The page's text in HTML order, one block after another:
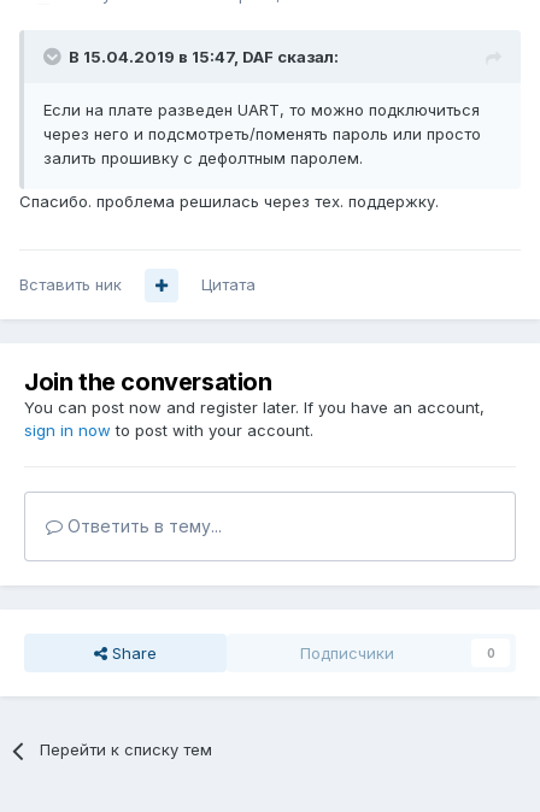
В 15.04.2019 в 15:47, DAF сказал:
Если на плате разведен UART, то можно подключиться
через него и подсмотреть/поменять пароль или просто
залить прошивку с дефолтным паролем.
Спасибо. проблема решилась через тех. поддержку.
Вставить ник Цитата
Join the conversation
You can post now and register later. If you have an account,
sign in now to post with your account.
Ответить в тему...
Share Подписчики 0
Перейти к списку тем